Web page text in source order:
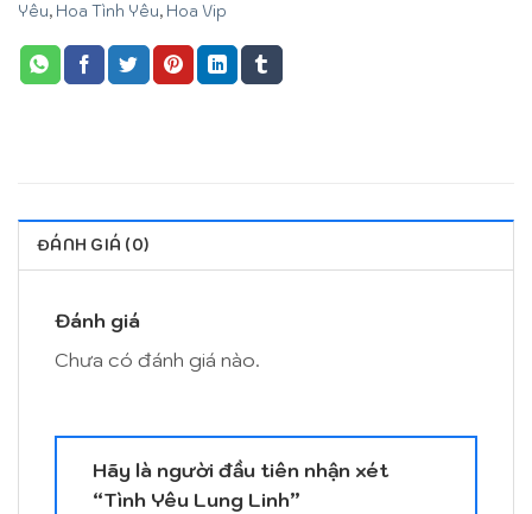
Yêu, Hoa Tình Yêu, Hoa Vip
ĐÁNH GIÁ (0)
Đánh giá
Chưa có đánh giá nào.
Hãy là người đầu tiên nhận xét
“Tình Yêu Lung Linh”